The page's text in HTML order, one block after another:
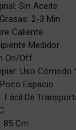
Sin Aceite
2-3 Min
Caliente
Medidor
On/off
Uso Cómodo
Espacio
Fácil De
85 Cm